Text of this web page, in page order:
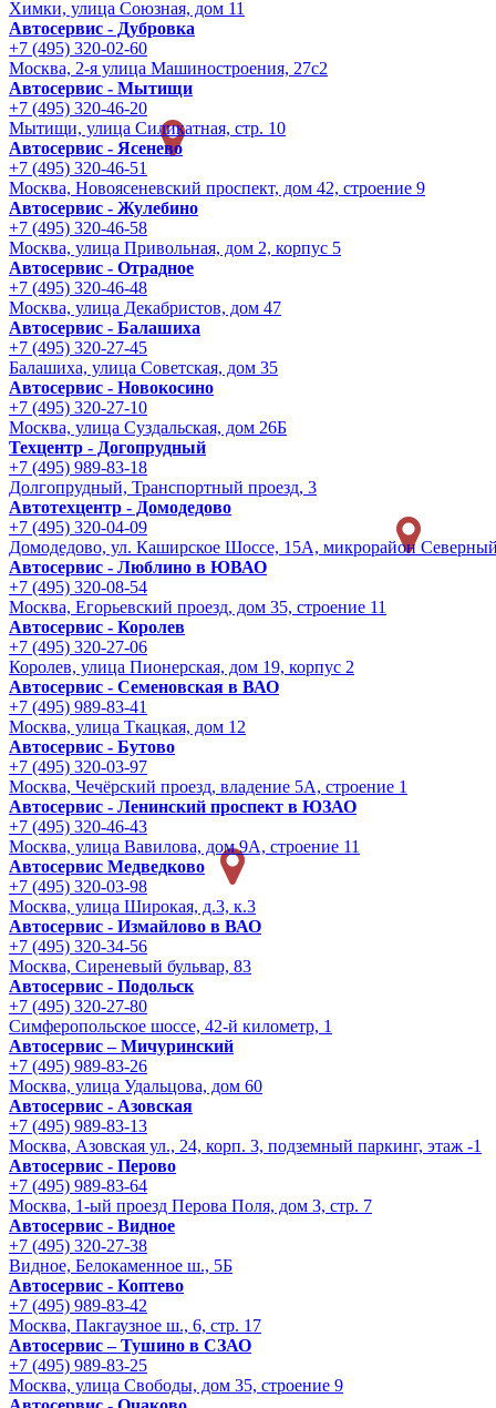
Химки, улица Союзная, дом 11
Автосервис - Дубровка
+7 (495) 320-02-60
Москва, 2-я улица Машиностроения, 27с2
Автосервис - Мытищи
+7 (495) 320-46-20
Мытищи, улица Силикатная, стр. 10
Автосервис - Ясенево
+7 (495) 320-46-51
Москва, Новоясеневский проспект, дом 42, строение 9
Автосервис - Жулебино
+7 (495) 320-46-58
Москва, улица Привольная, дом 2, корпус 5
Автосервис - Отрадное
+7 (495) 320-46-48
Москва, улица Декабристов, дом 47
Автосервис - Балашиха
+7 (495) 320-27-45
Балашиха, улица Советская, дом 35
Автосервис - Новокосино
+7 (495) 320-27-10
Москва, улица Суздальская, дом 26Б
Техцентр - Догопрудный
+7 (495) 989-83-18
Долгопрудный, Транспортный проезд, 3
Автотехцентр - Домодедово
+7 (495) 320-04-09
Домодедово, ул. Каширское Шоссе, 15А, микрорайон
Автосервис - Люблино в ЮВАО
+7 (495) 320-08-54
Москва, Егорьевский проезд, дом 35, строение 11
Автосервис - Королев
+7 (495) 320-27-06
Королев, улица Пионерская, дом 19, корпус 2
Автосервис - Семеновская в ВАО
+7 (495) 989-83-41
Москва, улица Ткацкая, дом 12
Автосервис - Бутово
+7 (495) 320-03-97
Москва, Чечёрский проезд, владение 5А, строение 1
Автосервис - Ленинский проспект в ЮЗАО
+7 (495) 320-46-43
Москва, улица Вавилова, дом 9A, строение 11
Автосервис Медведково
+7 (495) 320-03-98
Москва, улица Широкая, д.3, к.3
Автосервис - Измайлово в ВАО
+7 (495) 320-34-56
Москва, Сиреневый бульвар, 83
Автосервис - Подольск
+7 (495) 320-27-80
Симферопольское шоссе, 42-й километр, 1
Автосервис – Мичуринский
+7 (495) 989-83-26
Москва, улица Удальцова, дом 60
Автосервис - Азовская
+7 (495) 989-83-13
Москва, Азовская ул., 24, корп. 3, подземный паркинг, этаж -1
Автосервис - Перово
+7 (495) 989-83-64
Москва, 1-ый проезд Перова Поля, дом 3, стр. 7
Автосервис - Видное
+7 (495) 320-27-38
Видное, Белокаменное ш., 5Б
Автосервис - Коптево
+7 (495) 989-83-42
Москва, Пакгаузное ш., 6, стр. 17
Автосервис – Тушино в СЗАО
+7 (495) 989-83-25
Москва, улица Свободы, дом 35, строение 9